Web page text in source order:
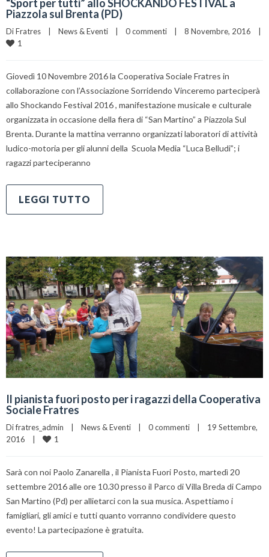
“Sport per tutti” allo SHOCKANDO FESTIVAL a
Piazzola sul Brenta (PD)
Di Fratres News & Eventi 0 commenti 8 Novembre, 2016
1
Giovedì 10 Novembre 2016 la Cooperativa Sociale Fratres in
collaborazione con l’Associazione Sorridendo Vinceremo parteciperà
allo Shockando Festival 2016 , manifestazione musicale e culturale
organizzata in occasione della fiera di “San Martino” a Piazzola Sul
Brenta. Durante la mattina verranno organizzati laboratori di attività
ludico-motoria per gli alunni della Scuola Media “Luca Belludi”; i
ragazzi parteciperanno
LEGGI TUTTO
Il pianista fuori posto per i ragazzi della Cooperativa
Sociale Fratres
Di fratres_admin | News & Eventi | 0 commenti |
19 Settembre,
2016 | 1
Sarà con noi Paolo Zanarella , il Pianista Fuori Posto, martedì 20
settembre 2016 alle ore 10.30 presso il Parco di Villa Breda di Campo
San Martino (Pd) per allietarci con la sua musica. Aspettiamo i
famigliari, gli amici e tutti quanto vorranno condividere questo
evento! La partecipazione è gratuita.